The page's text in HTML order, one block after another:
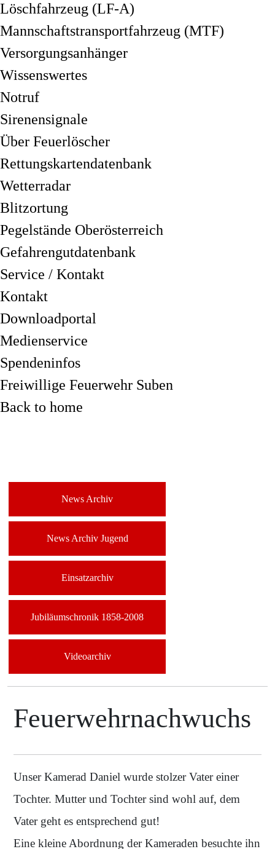
Löschfahrzeug (LF-A)
Mannschaftstransportfahrzeug (MTF)
Versorgungsanhänger
Wissenswertes
Notruf
Sirenensignale
Über Feuerlöscher
Rettungskartendatenbank
Wetterradar
Blitzortung
Pegelstände Oberösterreich
Gefahrengutdatenbank
Service / Kontakt
Kontakt
Downloadportal
Medienservice
Spendeninfos
Freiwillige Feuerwehr Suben
Back to home
News Archiv
News Archiv Jugend
Einsatzarchiv
Jubiläumschronik 1858-2008
Videoarchiv
Feuerwehrnachwuchs
Unser Kamerad Daniel wurde stolzer Vater einer
Tochter. Mutter und Tochter sind wohl auf, dem
Vater geht es entsprechend gut!
Eine kleine Abordnung der Kameraden besuchte ihn